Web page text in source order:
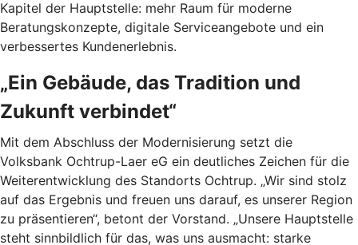
Kapitel der Hauptstelle: mehr Raum für moderne
Beratungskonzepte, digitale Serviceangebote und ein
verbessertes Kundenerlebnis.
„Ein Gebäude, das Tradition und
Zukunft verbindet“
Mit dem Abschluss der Modernisierung setzt die
Volksbank Ochtrup-Laer eG ein deutliches Zeichen für die
Weiterentwicklung des Standorts Ochtrup. „Wir sind stolz
auf das Ergebnis und freuen uns darauf, es unserer Region
zu präsentieren“, betont der Vorstand. „Unsere Hauptstelle
steht sinnbildlich für das, was uns ausmacht: starke